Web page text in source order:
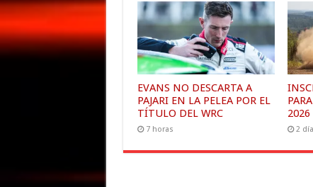
EVANS NO DESCARTA A
PAJARI EN LA PELEA POR EL
TÍTULO DEL WRC
7 horas
2026
2